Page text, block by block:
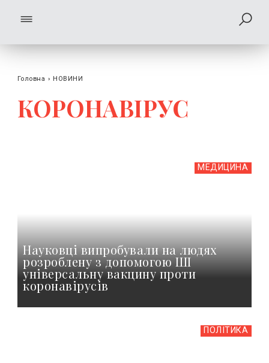
Головна › НОВИНИ
КОРОНАВIРУС
МЕДИЦИНА
Науковці випробували на людях
розроблену з допомогою ШІ
універсальну вакцину проти
коронавірусів
ПОЛІТИКА